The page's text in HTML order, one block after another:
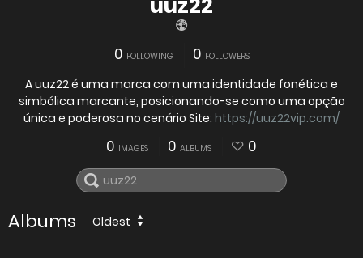
0 FOLLOWING 0 FOLLOWERS
A uuz22 é uma marca com uma identidade fonética e
simbólica marcante, posicionando-se como uma opção
única e poderosa no cenário Site: https://uuz22vip.com/
0 IMAGES 0 ALBUMS 0
Albums Oldest